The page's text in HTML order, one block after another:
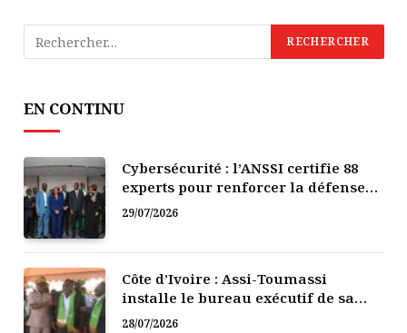
EN CONTINU
Cybersécurité : l’ANSSI certifie 88
experts pour renforcer la défense
numérique de la Côte d’Ivoire
29/07/2026
Côte d’Ivoire : Assi-Toumassi
installe le bureau exécutif de sa
mutuelle de développement
28/07/2026